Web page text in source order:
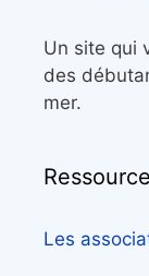
Un site qui
des
mer.
Les